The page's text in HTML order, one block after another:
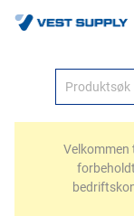
Velkommen